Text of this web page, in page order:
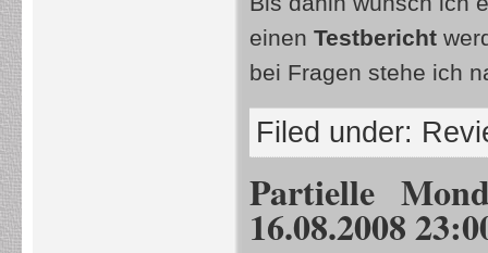
einen Testbericht
bei Fragen stehe ich
Filed under:
Partielle
16.08.2008